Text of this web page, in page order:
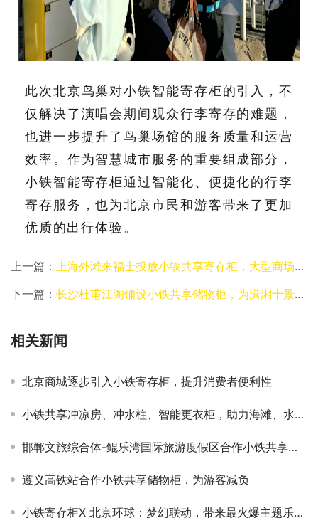
此次北京鸟巢对小铁智能寄存柜的引入，不
仅解决了演唱会期间观众行李寄存的难题，
也进一步提升了鸟巢场馆的服务质量和运营
效率。作为智慧城市服务的重要组成部分，
小铁智能寄存柜通过智能化、便捷化的行李
寄存服务，也为北京市民和游客带来了更加
优质的出行体验。
上一篇： 上海外滩来福士投放小铁共享寄存柜，大型商场综合体案例
下一篇： 长沙杜甫江阁铺设小铁共享储物柜，为潇湘十景增添便利
相关新闻
北京商城逐步引入小铁寄存柜，提升消费者便利性
小铁共享冲凉房、冲水柱、智能更衣柜，助力海滩、水乐园服务升级
邯郸文旅综合体-鲲乐湾国际旅游度假区合作小铁共享寄存柜案例
遵义高铁站合作小铁共享储物柜，为游客减负
小铁寄存柜X 北京环球：梦幻联动，带来最火爆主题乐园体验